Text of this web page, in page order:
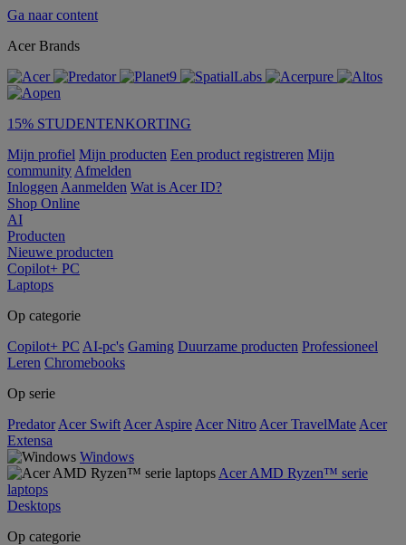
Ga naar content
Acer Brands
15% STUDENTENKORTING
Mijn profiel Mijn producten Een product registreren Mijn
community Afmelden
Inloggen Aanmelden Wat is Acer ID?
Shop Online
AI
Producten
Nieuwe producten
Copilot+ PC
Laptops
Op categorie
Copilot+ PC AI-pc's Gaming Duurzame producten Professioneel
Leren Chromebooks
Op serie
Predator Acer Swift Acer Aspire Acer Nitro Acer TravelMate Acer
Extensa
Windows
Acer AMD Ryzen™ serie
laptops
Desktops
Op categorie